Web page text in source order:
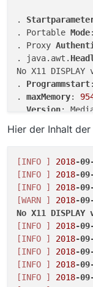
.
. Portable Mode
. Proxy
. java.awt.
No X11
. Programmstart
. maxMemory:
Version:
. Vendor:
. Version: 1.8.
.
. Programmpfad:
. Verzeichnis
.
.
.
.
.
.
Hier der Inhalt
[INFO ] 2018-
[INFO ]
2018-
[INFO ]
2018-
[WARN ]
2018-
No X11 DISPLAY
[INFO ]
2018-
[INFO ]
2018-
[INFO ]
2018-
[INFO ]
2018-
[INFO ]
2018-